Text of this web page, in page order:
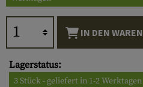
IN DEN
Lagerstatus:
3 Stück - geliefert in 1-2 Werktagen